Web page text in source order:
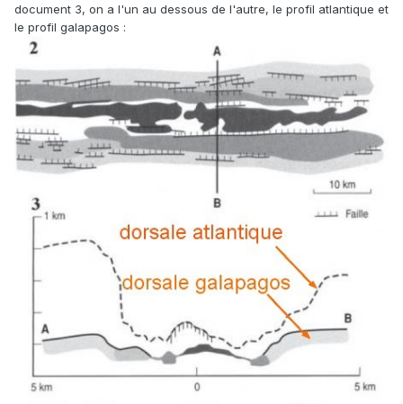
document 3, on a l'un au dessous de l'autre, le profil atlantique et
le profil galapagos :